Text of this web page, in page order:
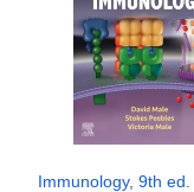
Immunology, 9th ed.